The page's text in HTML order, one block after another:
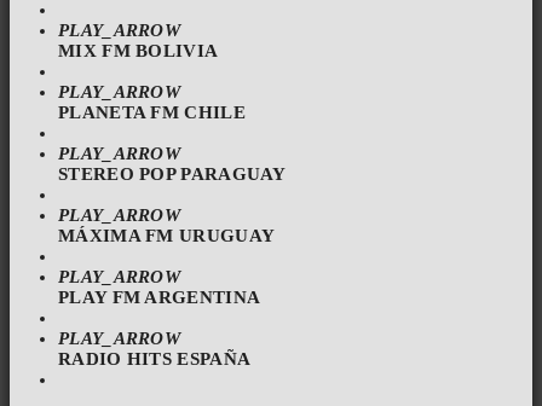
PLAY_ARROW
MIX FM BOLIVIA
PLAY_ARROW
PLANETA FM CHILE
PLAY_ARROW
STEREO POP PARAGUAY
PLAY_ARROW
MÁXIMA FM URUGUAY
PLAY_ARROW
PLAY FM ARGENTINA
PLAY_ARROW
RADIO HITS ESPAÑA